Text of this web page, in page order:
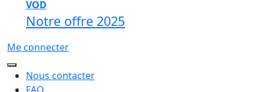
VOD
Notre offre 2025
Me connecter
Nous contacter